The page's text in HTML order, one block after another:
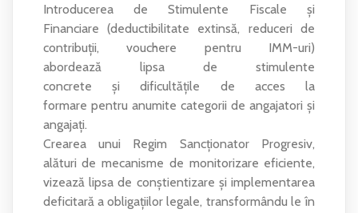
Introducerea de Stimulente Fiscale și
Financiare (deductibilitate extinsă, reduceri de
contribuții, vouchere pentru IMM-uri)
abordează lipsa de stimulente
concrete și dificultățile de acces la
formare pentru anumite categorii de angajatori și
angajați.
Crearea unui Regim Sancționator Progresiv,
alături de mecanisme de monitorizare eficiente,
vizează lipsa de conștientizare și implementarea
deficitară a obligațiilor legale, transformându le în